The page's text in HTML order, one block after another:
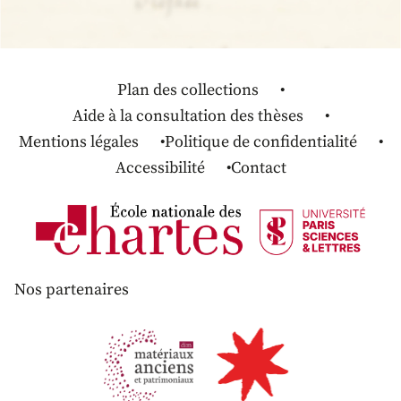
Plan des collections
Aide à la consultation des thèses
Mentions légales
Politique de confidentialité
Accessibilité
Contact
Nos partenaires